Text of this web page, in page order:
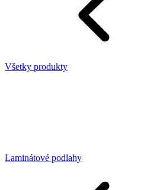
Všetky produkty
Laminátové podlahy